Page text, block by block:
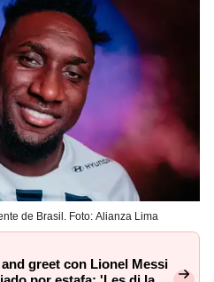
de Brasil. Foto: Alianza Lima
greet con Lionel Messi